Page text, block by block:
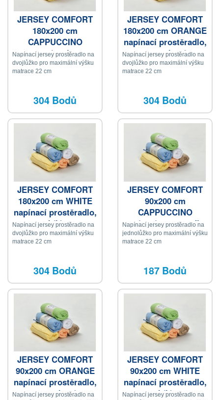
JERSEY COMFORT
180x200 cm
CAPPUCCINO
napínacie
prestieradlo, krémová
Napínací jersey prostěradlo na
dvojlůžko pro maximální výšku
matrace 22 cm
304 Bodů
JERSEY COMFORT
180x200 cm ORANGE
napínací prostěradlo,
meruňková
Napínací jersey prostěradlo na
dvojlůžko pro maximální výšku
matrace 22 cm
304 Bodů
JERSEY COMFORT
180x200 cm WHITE
napínací prostěradlo,
bílá
Napínací jersey prostěradlo na
dvojlůžko pro maximální výšku
matrace 22 cm
304 Bodů
JERSEY COMFORT
90x200 cm
CAPPUCCINO
napínací prostěradlo,
krémová
Napínací jersey prostěradlo na
jednolůžko pro maximální výšku
matrace 22 cm
187 Bodů
JERSEY COMFORT
90x200 cm ORANGE
napínací prostěradlo,
meruňková
Napínací jersey prostěradlo na
JERSEY COMFORT
90x200 cm WHITE
napínací prostěradlo,
bílá
Napínací jersey prostěradlo na